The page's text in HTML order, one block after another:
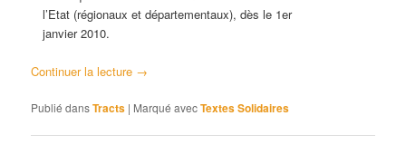
l’Etat (régionaux et départementaux), dès le 1er
janvier 2010.
Continuer la lecture →
Publié dansTracts | Marqué avecTextes Solidaires